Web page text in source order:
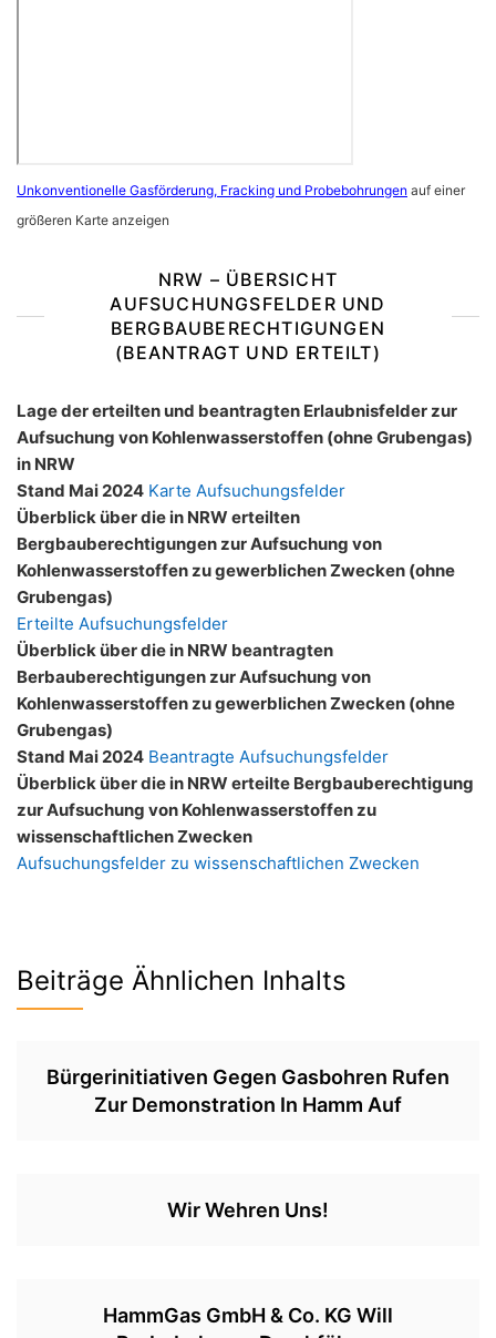
Unkonventionelle Gasförderung, Fracking und Probebohrungen auf einer
größeren Karte anzeigen
NRW – ÜBERSICHT
AUFSUCHUNGSFELDER UND
BERGBAUBERECHTIGUNGEN
(BEANTRAGT UND ERTEILT)
Lage der erteilten und beantragten Erlaubnisfelder zur
Aufsuchung von Kohlenwasserstoffen (ohne Grubengas)
in NRW
Stand Mai 2024 Karte Aufsuchungsfelder
Überblick über die in NRW erteilten
Bergbauberechtigungen zur Aufsuchung von
Kohlenwasserstoffen zu gewerblichen Zwecken (ohne
Grubengas)
Erteilte Aufsuchungsfelder
Überblick über die in NRW beantragten
Berbauberechtigungen zur Aufsuchung von
Kohlenwasserstoffen zu gewerblichen Zwecken (ohne
Grubengas)
Stand Mai 2024 Beantragte Aufsuchungsfelder
Überblick über die in NRW erteilte Bergbauberechtigung
zur Aufsuchung von Kohlenwasserstoffen zu
wissenschaftlichen Zwecken
Aufsuchungsfelder zu wissenschaftlichen Zwecken
Beiträge Ähnlichen Inhalts
Bürgerinitiativen Gegen Gasbohren Rufen
Zur Demonstration In Hamm Auf
Wir Wehren Uns!
HammGas GmbH & Co. KG Will